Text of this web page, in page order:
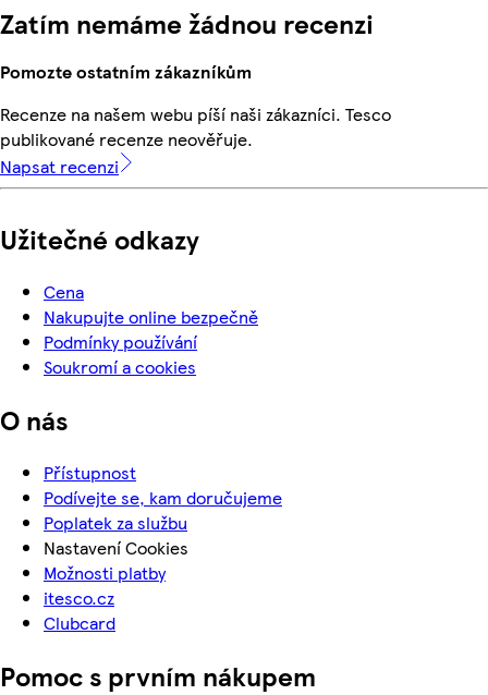
Zatím nemáme žádnou recenzi
Pomozte ostatním zákazníkům
Recenze na našem webu píší naši zákazníci. Tesco
publikované recenze neověřuje.
Napsat recenzi
Užitečné odkazy
Cena
Nakupujte online bezpečně
Podmínky používání
Soukromí a cookies
O nás
Přístupnost
Podívejte se, kam doručujeme
Poplatek za službu
Nastavení Cookies
Možnosti platby
itesco.cz
Clubcard
Pomoc s prvním nákupem